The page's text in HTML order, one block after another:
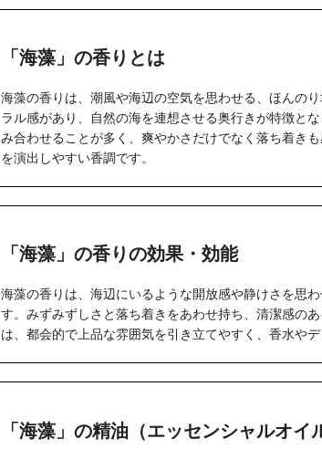
「海藻」の香りとは
海藻の香りは、潮風や海辺の空気を思わせる、ほんの
ラル感があり、自然の海を連想させる奥行きが特徴と
み合わせることが多く、爽やかさだけでなく落ち着き
を演出しやすい香調です。
「海藻」の香りの効果・効能
海藻の香りは、海辺にいるような開放感や静けさを思
す。みずみずしさと落ち着きをあわせ持ち、清潔感の
は、都会的で上品な雰囲気を引き立てやすく、香水や
「海藻」の精油（エッセンシャルオイ